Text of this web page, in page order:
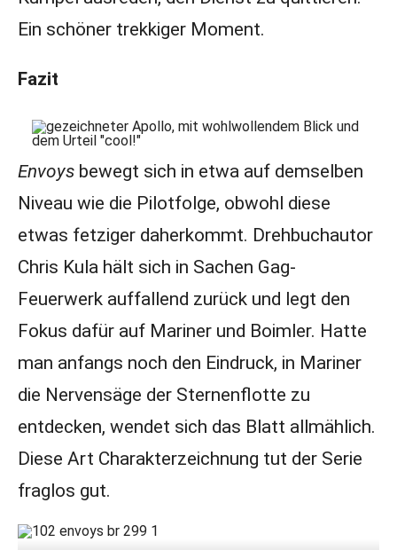
Ein schöner trekkiger Moment.
Fazit
Envoysbewegt sich in etwa auf demselben
Niveau wie die Pilotfolge, obwohl diese
etwas fetziger daherkommt. Drehbuchautor
Chris Kula hält sich in Sachen Gag-
Feuerwerk auffallend zurück und legt den
Fokus dafür auf Mariner und Boimler. Hatte
man anfangs noch den Eindruck, in Mariner
die Nervensäge der Sternenflotte zu
entdecken, wendet sich das Blatt allmählich.
Diese Art Charakterzeichnung tut der Serie
fraglos gut.